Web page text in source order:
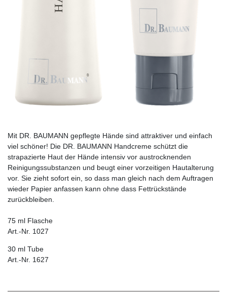
Mit DR. BAUMANN gepflegte Hände sind attraktiver und einfach
viel schöner! Die DR. BAUMANN Handcreme schützt die
strapazierte Haut der Hände intensiv vor austrocknenden
Reinigungssubstanzen und beugt einer vorzeitigen Hautalterung
vor. Sie zieht sofort ein, so dass man gleich nach dem Auftragen
wieder Papier anfassen kann ohne dass Fettrückstände
zurückbleiben.
75 ml Flasche
Art.-Nr. 1027
30 ml Tube
Art.-Nr. 1627